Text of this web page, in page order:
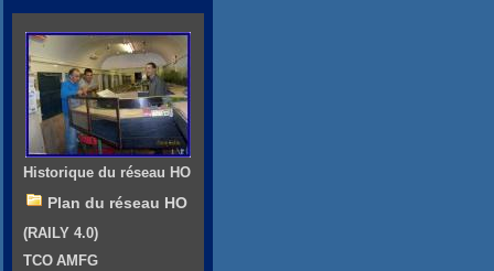
Historique du réseau HO
Plan du réseau HO
(RAILY 4.0)
TCO AMFG